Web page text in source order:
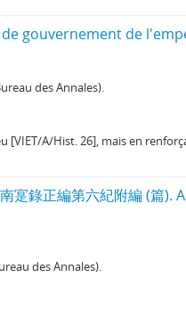
gouvernement de
des Annales).
A/Hist. 26], mais en
錄正編第六紀附編 (篇
des Annales).